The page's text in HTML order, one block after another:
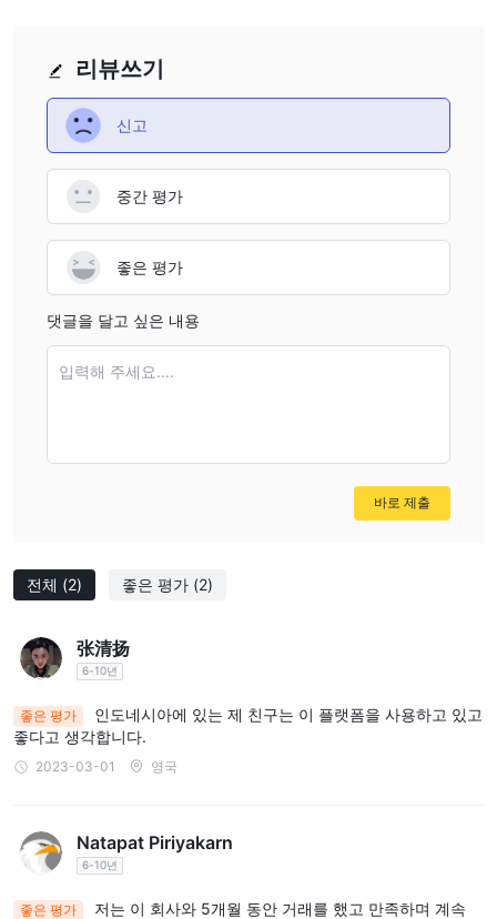
accessible, especially since withdrawal limitations can
affect both trading flexibility and overall peace of mind. In
practice, I’d always urge fellow traders to directly contact
decisions or executing a withdrawal request, so you can
obtain up-to-date, precise information specific to your
account and banking circumstances. This cautious
approach helps ensure you’re not caught off guard by
unexpected limits or delays.
전체 (2) 좋은 평가 (2)
张清扬
6-10년
좋은 평가
인도네시아에 있는 제 친구는 이 플랫폼을 사용하고 있고
좋다고 생각합니다.
2023-03-01 영국
Natapat Piriyakarn
6-10년
좋은 평가
저는 이 회사와 5개월 동안 거래를 했고 만족하며 계속
리뷰쓰기
신고
중간 평가
좋은 평가
댓글을 달고 싶은 내용
입력해 주세요....
바로 제출